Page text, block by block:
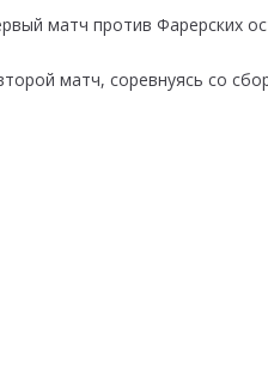
матч против Фарерских
матч, соревнуясь со